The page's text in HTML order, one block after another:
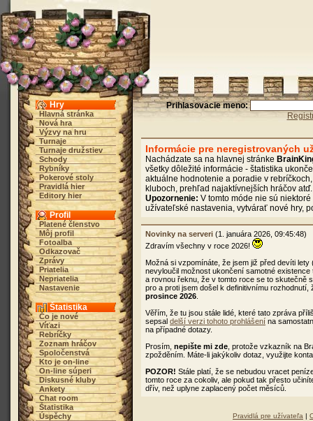
Hry
Hlavná stránka
Nová hra
Výzvy na hru
Turnaje
Turnaje družstiev
Schody
Rybníky
Pokerové stoly
Pravidlá hier
Editory hier
Profil
Platené členstvo
Môj profil
Fotoalba
Odkazovač
Zprávy
Priatelia
Nepriatelia
Nastavenie
Štatistika
Čo je nové
Víťazi
Rebríčky
Zoznam hráčov
Spoločenstvá
Kto je on-line
On-line súperi
Diskusné kluby
Ankety
Chat room
Štatistika
Úspěchy
Prihlasovacie meno:
Informácie pre neregistrovaných
Nachádzate sa na hlavnej stránke
všetky dôležité informácie - štatistika
aktuálne hodnotenie a poradie v
kluboch, prehľad najaktívnejších hráčov atď.
Upozornenie: V tomto móde nie sú
užívateľské nastavenia, vytvárať nové hry,
Novinky na serveri (1. januára 2026, 09:45:48)
Zdravím všechny v roce 2026!
Možná si vzpomínáte, že jsem již před devíti lety
nevyloučil možnost ukončení samotné
a rovnou řeknu, že v tomto roce se to skutečně
pro a proti jsem došel k definitivnímu
prosince 2026
Věřím, že tu jsou stále lidé, které tato zpráva
sepsal delší verzi tohoto prohlášení na
na případné dotazy.
Prosím, nepište mi zde , protože vzkazník na
zpožděním. Máte-li jakýkoliv dotaz, využijte
POZOR! Stále platí, že se nebudou vracet
tomto roce za cokoliv, ale pokud tak přesto
dřív, než uplyne zaplacený počet měsíců.
Pravidlá pre užívateľa |